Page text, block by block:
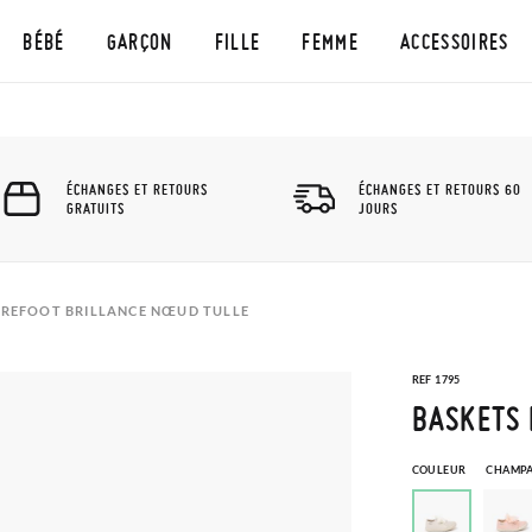
BÉBÉ GARÇON FILLE FEMME ACCESSOIRES
ÉCHANGES ET RETOURS
GRATUITS
ÉCHANGES ET RETOURS 60
JOURS
BRILLANCE NŒUD TULLE
REF 1795
COULEUR